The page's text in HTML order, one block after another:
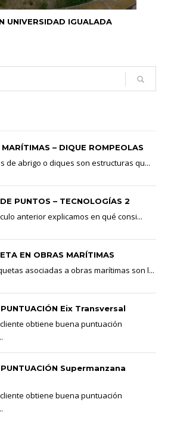
UNIVERSIDAD IGUALADA
– DIQUE ROMPEOLAS
de abrigo o diques son estructuras qu...
PUNTOS – TECNOLOGÍAS 2
anterior explicamos en qué consi...
EN OBRAS MARÍTIMAS
asociadas a obras marítimas son l...
PUNTUACIÓN Eix Transversal
obtiene buena puntuación
PUNTUACIÓN Supermanzana
obtiene buena puntuación